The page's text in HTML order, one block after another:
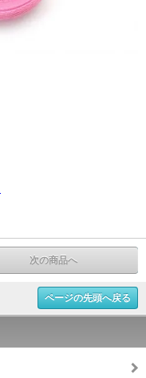
次の商品へ
ページの先頭へ戻る